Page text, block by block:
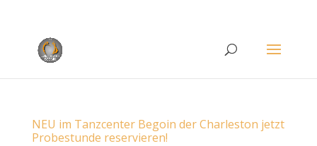
NEU im Tanzcenter Begoin der Charleston jetzt
Probestunde reservieren!